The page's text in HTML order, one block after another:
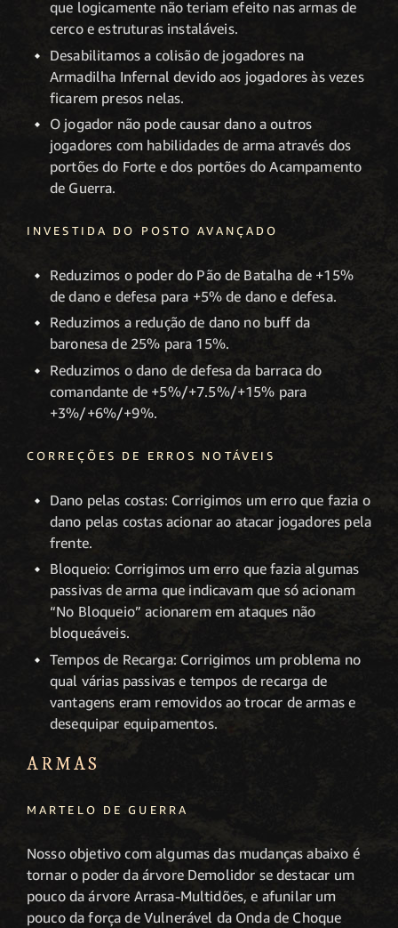
que logicamente não teriam efeito nas armas de
cerco e estruturas instaláveis.
Desabilitamos a colisão de jogadores na
Armadilha Infernal devido aos jogadores às vezes
ficarem presos nelas.
O jogador não pode causar dano a outros
jogadores com habilidades de arma através dos
portões do Forte e dos portões do Acampamento
de Guerra.
INVESTIDA DO POSTO AVANÇADO
Reduzimos o poder do Pão de Batalha de +15%
de dano e defesa para +5% de dano e defesa.
Reduzimos a redução de dano no buff da
baronesa de 25% para 15%.
Reduzimos o dano de defesa da barraca do
comandante de +5%/+7.5%/+15% para
+3%/+6%/+9%.
CORREÇÕES DE ERROS NOTÁVEIS
Dano pelas costas: Corrigimos um erro que fazia o
dano pelas costas acionar ao atacar jogadores pela
frente.
Bloqueio: Corrigimos um erro que fazia algumas
passivas de arma que indicavam que só acionam
“No Bloqueio” acionarem em ataques não
bloqueáveis.
Tempos de Recarga: Corrigimos um problema no
qual várias passivas e tempos de recarga de
vantagens eram removidos ao trocar de armas e
desequipar equipamentos.
ARMAS
MARTELO DE GUERRA
Nosso objetivo com algumas das mudanças abaixo é
tornar o poder da árvore Demolidor se destacar um
pouco da árvore Arrasa-Multidões, e afunilar um
pouco da força de Vulnerável da Onda de Choque